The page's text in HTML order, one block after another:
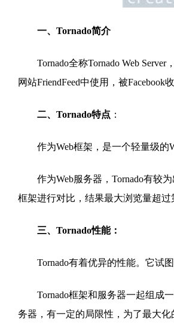
一、Tornado简介
Tornado全称Tornado Web Server
网站FriendFeed中使用，被
二、Tornado特点 ：
作为Web框架，是一个轻量级的
作为Web服务器，Tornado有较为
框架进行对比，结果最大浏览量超过
三、Tornado性能：
Tornado有着优异的性能。它试图
Tornado框架和服务器一起组成一
务器，有一定的局限性，为了最大化